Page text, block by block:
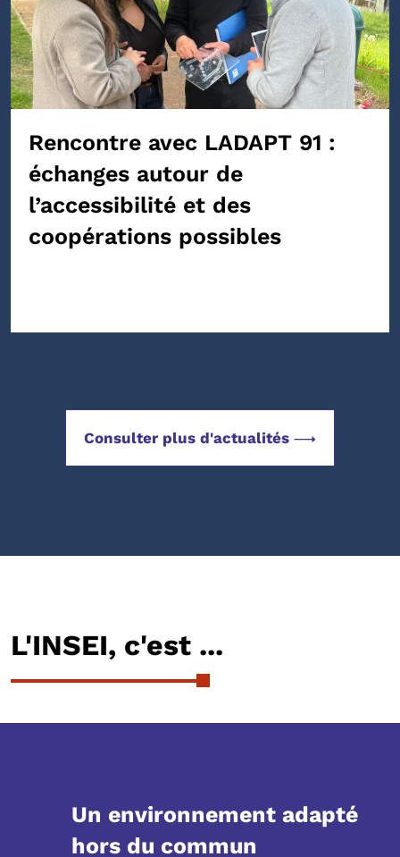
Rencontre avec LADAPT 91 :
échanges autour de
l’accessibilité et des
coopérations possibles
Consulter plus d'actualités
L'INSEI, c'est ...
Un environnement adapté
hors du commun